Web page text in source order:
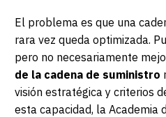
El problema es que una
rara vez queda optimizada.
pero no necesariamente
de la cadena de suministro
visión estratégica y criterios
esta capacidad, la Academia